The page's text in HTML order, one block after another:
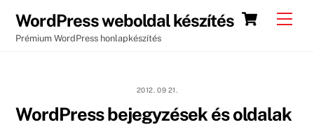
content
Cart
WordPress weboldal készítés
Prémium WordPress honlapkészítés
2012. 09 21.
WordPress bejegyzések és oldalak